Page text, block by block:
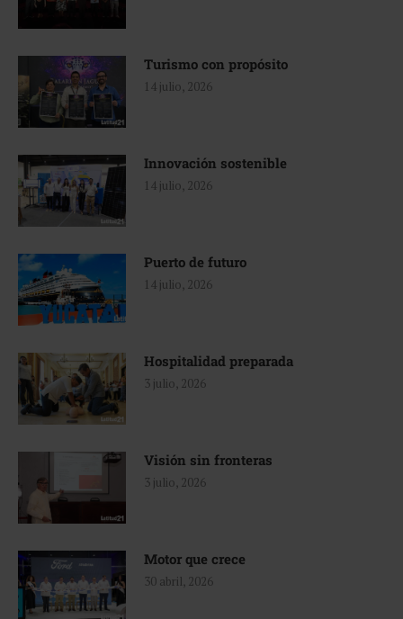
Turismo con propósito
14 julio, 2026
Innovación sostenible
14 julio, 2026
Puerto de futuro
14 julio, 2026
Hospitalidad preparada
3 julio, 2026
Visión sin fronteras
3 julio, 2026
Motor que crece
30 abril, 2026